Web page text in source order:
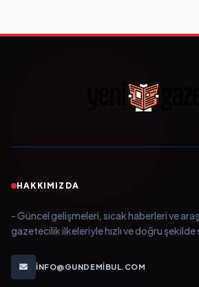
HAKKIMIZDA
- Güncel gelişmeleri, sıcak haberleri ve
gazetecilik ilkeleriyle hızlı ve doğru
INFO@GUNDEMIBUL.COM